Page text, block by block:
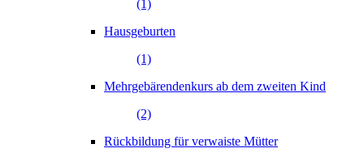
(1)
Hausgeburten
(1)
Mehrgebärendenkurs ab dem zweiten Kind
(2)
Rückbildung für verwaiste Mütter